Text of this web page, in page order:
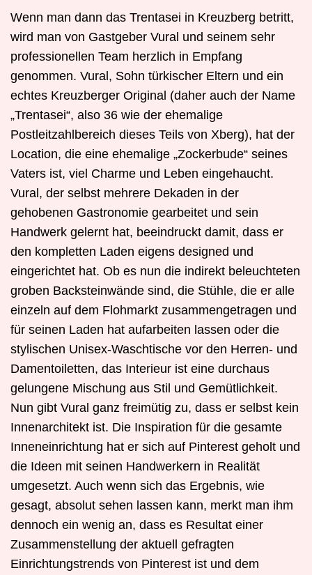
Wenn man dann das Trentasei in Kreuzberg betritt,
wird man von Gastgeber Vural und seinem sehr
professionellen Team herzlich in Empfang
genommen. Vural, Sohn türkischer Eltern und ein
echtes Kreuzberger Original (daher auch der Name
„Trentasei“, also 36 wie der ehemalige
Postleitzahlbereich dieses Teils von Xberg), hat der
Location, die eine ehemalige „Zockerbude“ seines
Vaters ist, viel Charme und Leben eingehaucht.
Vural, der selbst mehrere Dekaden in der
gehobenen Gastronomie gearbeitet und sein
Handwerk gelernt hat, beeindruckt damit, dass er
den kompletten Laden eigens designed und
eingerichtet hat. Ob es nun die indirekt beleuchteten
groben Backsteinwände sind, die Stühle, die er alle
einzeln auf dem Flohmarkt zusammengetragen und
für seinen Laden hat aufarbeiten lassen oder die
stylischen Unisex-Waschtische vor den Herren- und
Damentoiletten, das Interieur ist eine durchaus
gelungene Mischung aus Stil und Gemütlichkeit.
Nun gibt Vural ganz freimütig zu, dass er selbst kein
Innenarchitekt ist. Die Inspiration für die gesamte
Inneneinrichtung hat er sich auf Pinterest geholt und
die Ideen mit seinen Handwerkern in Realität
umgesetzt. Auch wenn sich das Ergebnis, wie
gesagt, absolut sehen lassen kann, merkt man ihm
dennoch ein wenig an, dass es Resultat einer
Zusammenstellung der aktuell gefragten
Einrichtungstrends von Pinterest ist und dem